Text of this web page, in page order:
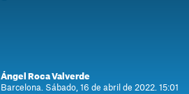
Ángel Roca Valverde
Barcelona. Sábado, 16 de abril de 2022. 15:01